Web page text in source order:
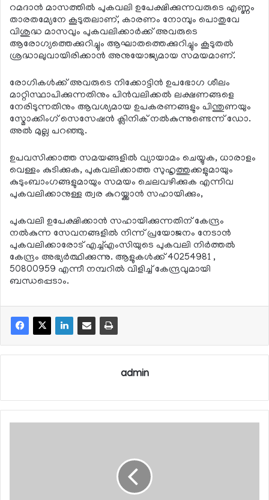
റമദാന്‍ മാസത്തില്‍ പുകവലി ഉപേക്ഷിക്കുന്നവരുടെ എണ്ണം
താരതമ്യേനേ കൂടുതലാണ്, കാരണം നോമ്പും പൊതുവേ
വിശുദ്ധ മാസവും പുകവലിക്കാര്‍ക്ക് അവരുടെ
ആരോഗ്യത്തെക്കുറിച്ചും ആഘാതത്തെക്കുറിച്ചും കൂടുതല്‍
ശ്രദ്ധാലുവായിരിക്കാന്‍ അനുയോജ്യമായ സമയമാണ്.
രോഗികള്‍ക്ക് അവരുടെ നിക്കോട്ടിന്‍ ഉപഭോഗ ശീലം
മാറ്റിസ്ഥാപിക്കുന്നതിനും പിന്‍വലിക്കല്‍ ലക്ഷണങ്ങളെ
നേരിടുന്നതിനും ആവശ്യമായ ഉപകരണങ്ങളും പിന്തുണയും
സ്മോക്കിംഗ് സെസേഷന്‍ ക്ലിനിക് നല്‍കുന്നുണ്ടെന്ന് ഡോ.
അല്‍ മുല്ല പറഞ്ഞു.
ഉപവസിക്കാത്ത സമയങ്ങളില്‍ വ്യായാമം ചെയ്യുക, ധാരാളം
വെള്ളം കുടിക്കുക, പുകവലിക്കാത്ത സുഹൃത്തുക്കളുമായും
കുടുംബാംഗങ്ങളുമായും സമയം ചെലവഴിക്കുക എന്നിവ
പുകവലിക്കാനുള്ള ത്വര കുറയ്ക്കാന്‍ സഹായിക്കും,
പുകവലി ഉപേക്ഷിക്കാന്‍ സഹായിക്കുന്നതിന് കേന്ദ്രം
നല്‍കുന്ന സേവനങ്ങളില്‍ നിന്ന് പ്രയോജനം നേടാന്‍
പുകവലിക്കാരോട് എച്ച്എംസിയുടെ പുകവലി നിര്‍ത്തല്‍
കേന്ദ്രം അഭ്യര്‍ത്ഥിക്കുന്നു. ആളുകള്‍ക്ക് 40254981 ,
50800959 എന്നീ നമ്പറില്‍ വിളിച്ച് കേന്ദ്രവുമായി
ബന്ധപ്പെടാം.
admin